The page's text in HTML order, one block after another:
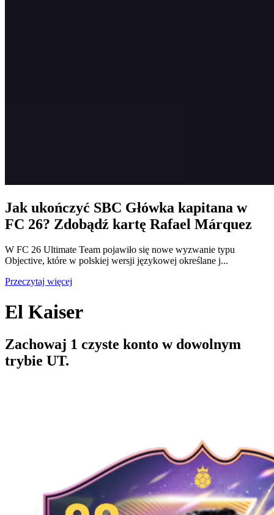
Jak ukończyć SBC Główka kapitana w
FC 26? Zdobądź kartę Rafael Márquez
W FC 26 Ultimate Team pojawiło się nowe wyzwanie typu
Objective, które w polskiej wersji językowej określane j...
Przeczytaj więcej
El Kaiser
Zachowaj 1 czyste konto w dowolnym
trybie UT.